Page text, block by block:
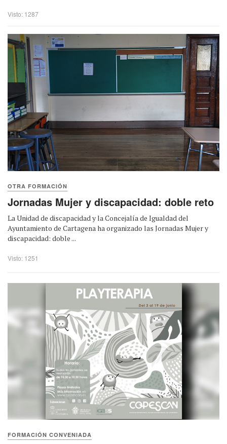
Visto: 1287
OTRA FORMACIÓN
Jornadas Mujer y discapacidad: doble reto
La Unidad de discapacidad y la Concejalía de Igualdad del
Ayuntamiento de Cartagena ha organizado las Jornadas Mujer y
discapacidad: doble ...
Visto: 1251
FORMACIÓN CONVENIADA